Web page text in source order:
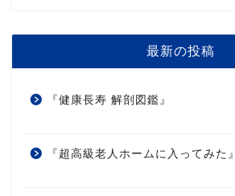
最新の投稿
『健康長寿 解剖図鑑』
『超高級老人ホームに入ってみた』